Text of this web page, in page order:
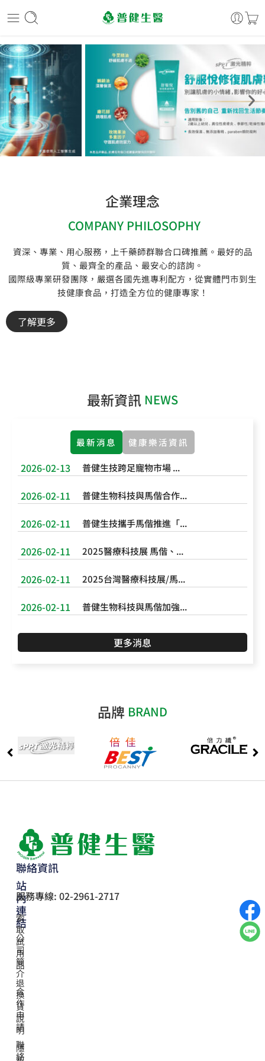
企業理念
COMPANY PHILOSOPHY
資深、專業、用心服務，上千藥師群聯合口碑推薦。最好的品
質、最齊全的產品、最安心的諮詢。
國際級專業研發團隊，嚴選各國先進專利配方，從實體門市到生
技健康食品，打造全方位的健康專家！
了解更多
最新資訊 NEWS
最新消息 健康樂活資訊
2026-02-13 普健生技跨足寵物市場 ...
2026-02-11 普健生物科技與馬偕合作...
2026-02-11 普健生技攜手馬偕推進「...
2026-02-11 2025醫療科技展 馬偕、...
2026-02-11 2025台灣醫療科技展/馬...
2026-02-11 普健生物科技與馬偕加強...
更多消息
品牌 BRAND
站
內
連
結
公
司
簡
介
合
作
申
請
聯
絡
索
取
試
用
品
退
換
貨
說
明
隱
聯絡資訊
服務專線: 02-2961-2717